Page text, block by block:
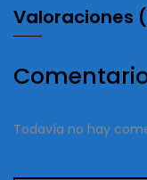
Valoraciones
Todavía no hay